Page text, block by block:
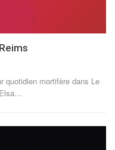
quotidien mortifère dans Le
…